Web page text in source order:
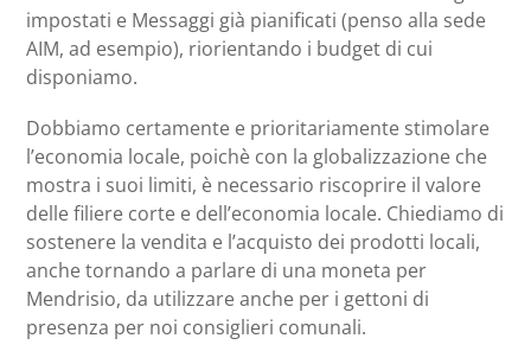
impostati e Messaggi già pianificati (penso alla sede
AIM, ad esempio), riorientando i budget di cui
disponiamo.
Dobbiamo certamente e prioritariamente stimolare
l’economia locale, poichè con la globalizzazione che
mostra i suoi limiti, è necessario riscoprire il valore
delle filiere corte e dell’economia locale. Chiediamo di
sostenere la vendita e l’acquisto dei prodotti locali,
anche tornando a parlare di una moneta per
Mendrisio, da utilizzare anche per i gettoni di
presenza per noi consiglieri comunali.